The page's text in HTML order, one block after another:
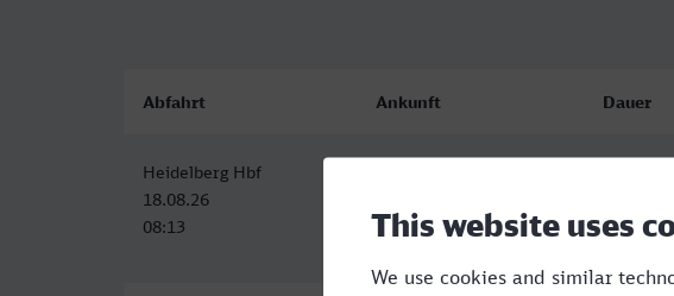
Abfahrt Ankunft Dauer
Heidelberg Hbf
18.08.26
08:13
12:21